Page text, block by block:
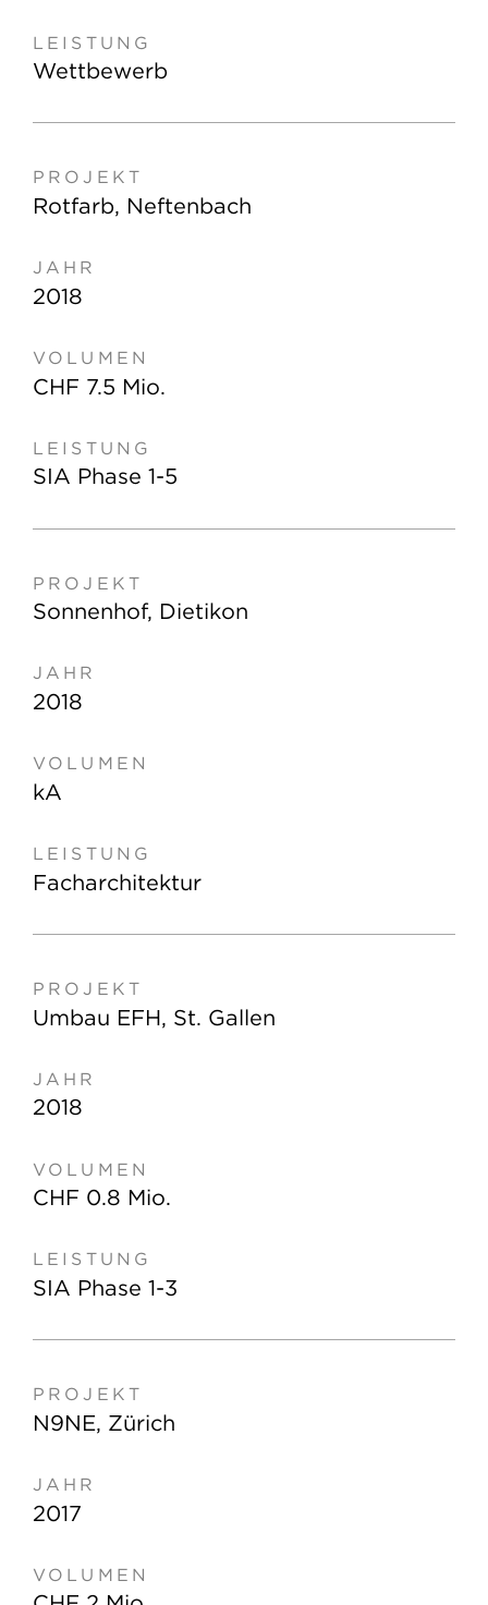
Wettbewerb
Rotfarb, Neftenbach
2018
CHF 7.5 Mio.
SIA Phase 1-5
Sonnenhof, Dietikon
2018
kA
Facharchitektur
Umbau EFH, St. Gallen
2018
CHF 0.8 Mio.
SIA Phase 1-3
N9NE, Zürich
2017